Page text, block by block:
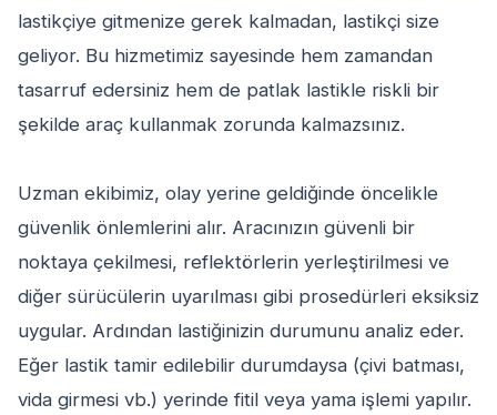
lastikçiye gitmenize gerek kalmadan, lastikçi size
geliyor. Bu hizmetimiz sayesinde hem zamandan
tasarruf edersiniz hem de patlak lastikle riskli bir
şekilde araç kullanmak zorunda kalmazsınız.
Uzman ekibimiz, olay yerine geldiğinde öncelikle
güvenlik önlemlerini alır. Aracınızın güvenli bir
noktaya çekilmesi, reflektörlerin yerleştirilmesi ve
diğer sürücülerin uyarılması gibi prosedürleri eksiksiz
uygular. Ardından lastiğinizin durumunu analiz eder.
Eğer lastik tamir edilebilir durumdaysa (çivi batması,
vida girmesi vb.) yerinde fitil veya yama işlemi yapılır.